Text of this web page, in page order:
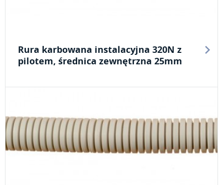
Rura karbowana instalacyjna 320N z
pilotem, średnica zewnętrzna 25mm